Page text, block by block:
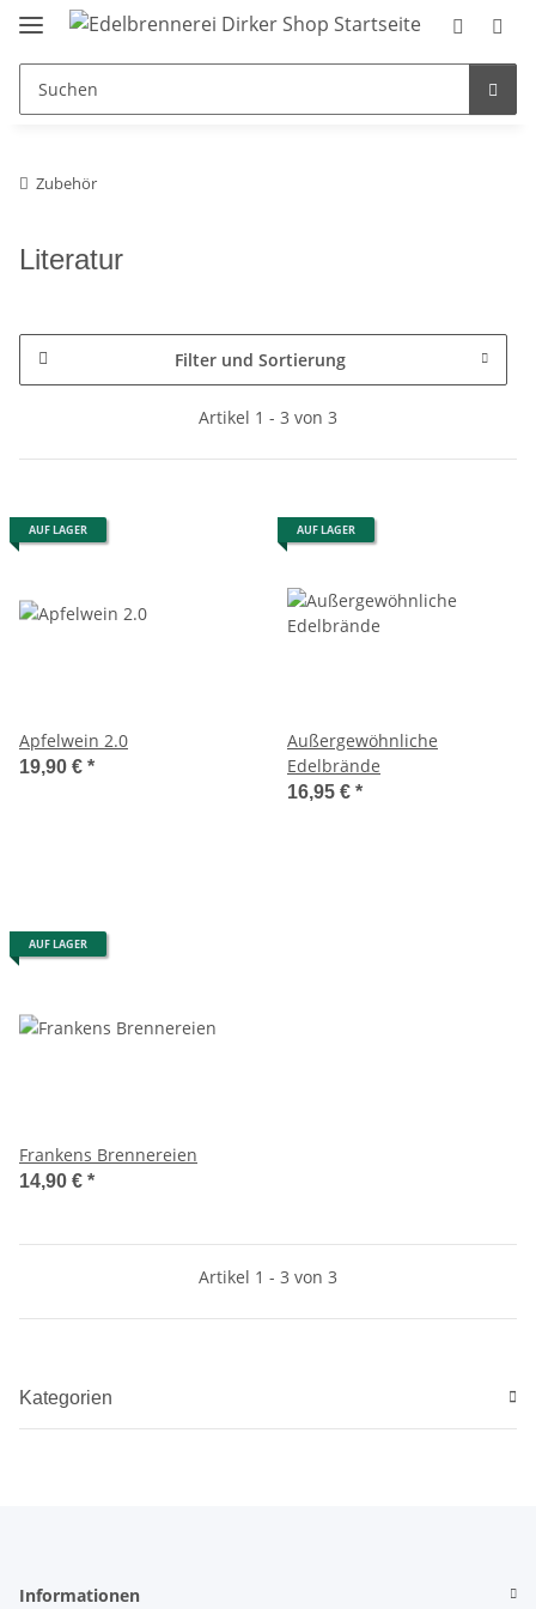
Zubehör
Literatur
Filter und Sortierung
Artikel 1 - 3 von 3
AUF LAGER
Apfelwein 2.0
19,90 € *
AUF LAGER
Außergewöhnliche
Edelbrände
16,95 € *
AUF LAGER
Frankens Brennereien
14,90 € *
Artikel 1 - 3 von 3
Kategorien
Informationen